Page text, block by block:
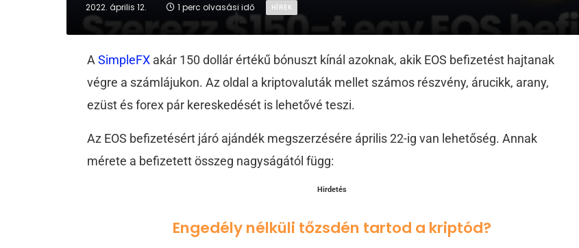
2022. április 12. 1 perc olvasási idő HÍREK
ASimpleFX akár 150 dollár értékű bónuszt kínál azoknak, akik EOS befizetést hajtanak
végre a számlájukon. Az oldal a kriptovaluták mellet számos részvény, árucikk, arany,
ezüst és forex pár kereskedését is lehetővé teszi.
Az EOS befizetésért járó ajándék megszerzésére április 22-ig van lehetőség. Annak
mérete a befizetett összeg nagyságától függ:
Hirdetés
Engedély nélküli tőzsdén tartod a kriptód?